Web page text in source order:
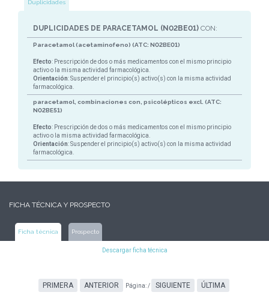
Duplicidades
DUPLICIDADES DE PARACETAMOL (N02BE01) CON:
Paracetamol (acetaminofeno) (ATC: N02BE01)
Efecto: Prescripción de dos o más medicamentos con el mismo principio
activo o la misma actividad farmacológica.
Orientación: Suspender el principio(s) activo(s) con la misma actividad
farmacológica.
paracetamol, combinaciones con, psicolépticos excl. (ATC:
N02BE51)
Efecto: Prescripción de dos o más medicamentos con el mismo principio
activo o la misma actividad farmacológica.
Orientación: Suspender el principio(s) activo(s) con la misma actividad
farmacológica.
FICHA TÉCNICA Y PROSPECTO
Ficha técnica Prospecto
Descargar ficha técnica
PRIMERA ANTERIOR Página:/ SIGUIENTE ÚLTIMA